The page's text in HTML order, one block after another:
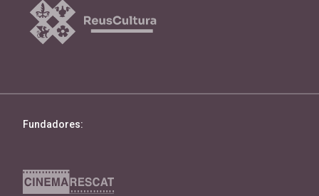
Fundadores: